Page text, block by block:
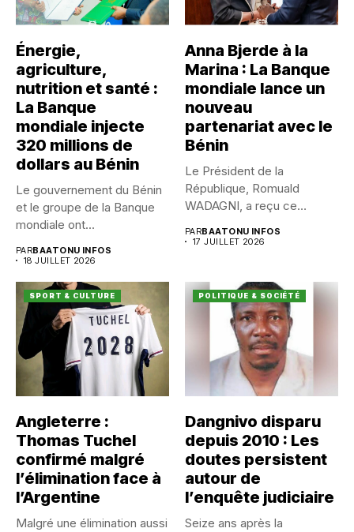
Énergie,
agriculture,
nutrition et santé :
La Banque
mondiale injecte
320 millions de
dollars au Bénin
Le gouvernement du Bénin
et le groupe de la Banque
mondiale ont...
PARBAATONU INFOS
18 JUILLET 2026
Anna Bjerde à la
Marina : La Banque
mondiale lance un
nouveau
partenariat avec le
Bénin
Le Président de la
République, Romuald
WADAGNI, a reçu ce
PARBAATONU INFOS
17 JUILLET 2026
SPORT & CULTURE
Angleterre :
Thomas Tuchel
confirmé malgré
l’élimination face à
l’Argentine
Malgré une élimination aussi
POLITIQUE & SOCIÉTÉ
Dangnivo disparu
depuis 2010 : Les
doutes persistent
autour de
l’enquête judiciaire
Seize ans après la